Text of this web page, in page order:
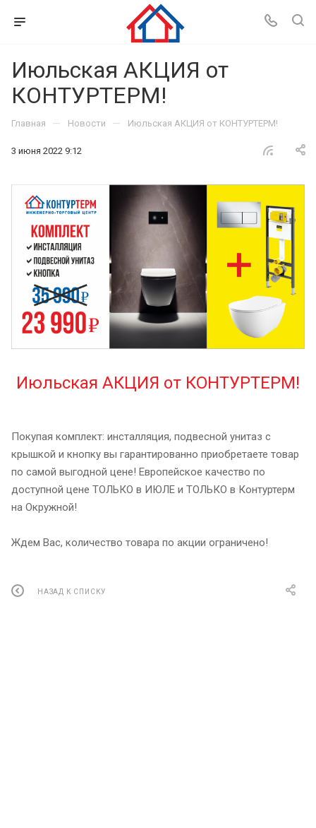
Июльская АКЦИЯ от
КОНТУРТЕРМ!
Главная — Новости — Июльская АКЦИЯ от КОНТУРТЕРМ!
3 июня 2022 9:12
Июльская АКЦИЯ от КОНТУРТЕРМ!
Покупая комплект: инсталляция, подвесной унитаз с
крышкой и кнопку вы гарантированно приобретаете товар
по самой выгодной цене! Европейское качество по
доступной цене ТОЛЬКО в ИЮЛЕ и ТОЛЬКО в Контуртерм
на Окружной!
Ждем Вас, количество товара по акции ограничено!
НАЗАД К СПИСКУ